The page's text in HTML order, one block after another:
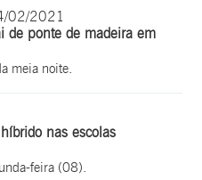
02/2021
de ponte de madeira em
meia noite.
nas escolas
feira (08).